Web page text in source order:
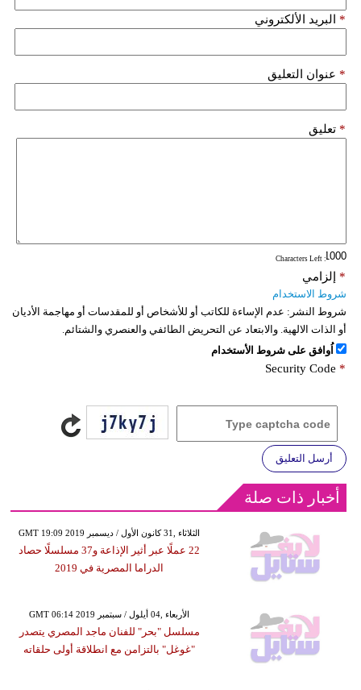
البريد الألكتروني *
عنوان التعليق *
تعليق *
: Characters Left
إلزامي *
شروط الاستخدام
شروط النشر: عدم الإساءة للكاتب أو للأشخاص أو للمقدسات أو مهاجمة الأديان
أو الذات الالهية. والابتعاد عن التحريض الطائفي والعنصري والشتائم.
اُوافق على شروط الأستخدام
Security Code *
أرسل التعليق
أخبار ذات صلة
GMT 19:09 2019 الثلاثاء ,31 كانون الأول / ديسمبر
22 عملًا عبر أثير الإذاعة و37 مسلسلًا حصاد
الدراما المصرية في 2019
GMT 06:14 2019 الأربعاء ,04 أيلول / سبتمبر
مسلسل "بحر" للفنان ماجد المصري يتصدر
"غوغل" بالتزامن مع انطلاقة أولى حلقاته